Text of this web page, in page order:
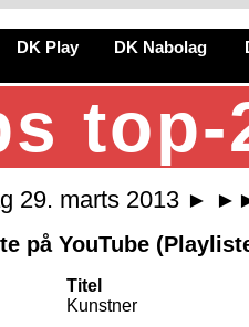
DK Play DK Nabolag
top-
29. marts 2013 ►
på YouTube
Titel
Kunstner